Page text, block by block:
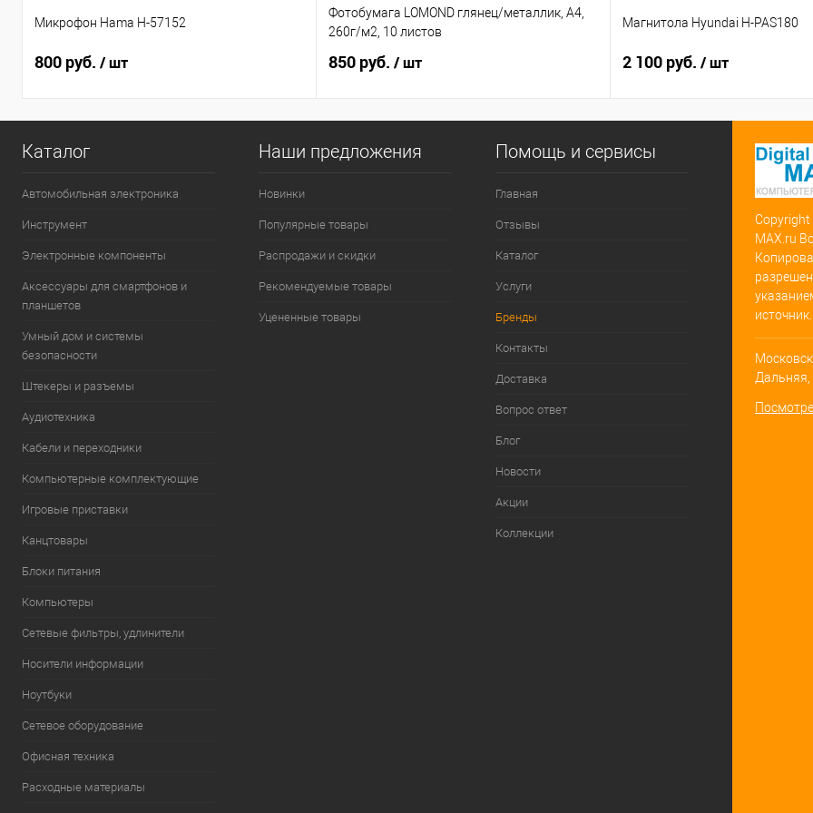
Микрофон Hama H-57152
800 руб. / шт
Фотобумага LOMOND глянец/металлик, А4,
260г/м2, 10 листов
850 руб. / шт
Магнитола Hyundai H-PAS180
2 100 руб. / шт
Каталог
Автомобильная электроника
Инструмент
Электронные компоненты
Аксессуары для смартфонов и
планшетов
Умный дом и системы
безопасности
Штекеры и разъемы
Аудиотехника
Кабели и переходники
Компьютерные комплектующие
Игровые приставки
Канцтовары
Блоки питания
Компьютеры
Сетевые фильтры, удлинители
Носители информации
Ноутбуки
Сетевое оборудование
Офисная техника
Расходные материалы
Наши предложения
Новинки
Популярные товары
Распродажи и скидки
Рекомендуемые товары
Уцененные товары
Помощь и сервисы
Главная
Отзывы
Каталог
Услуги
Бренды
Контакты
Доставка
Вопрос ответ
Блог
Новости
Акции
Коллекции
MAX.ru
источник.
Дальняя,